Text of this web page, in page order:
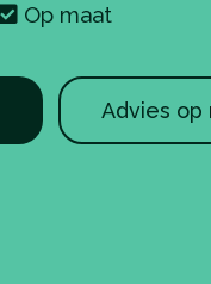
Op maat
Advies op